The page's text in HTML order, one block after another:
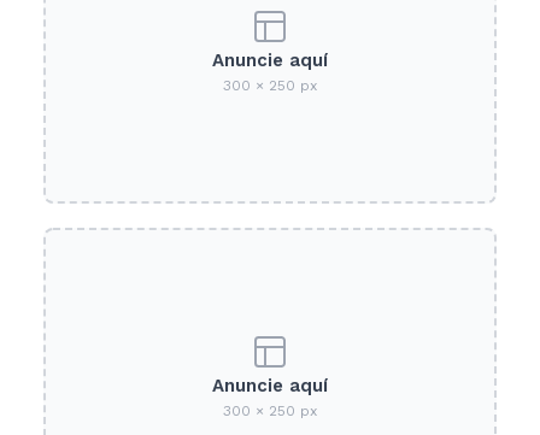
Anuncie aquí
300 × 250 px
Anuncie aquí
300 × 250 px